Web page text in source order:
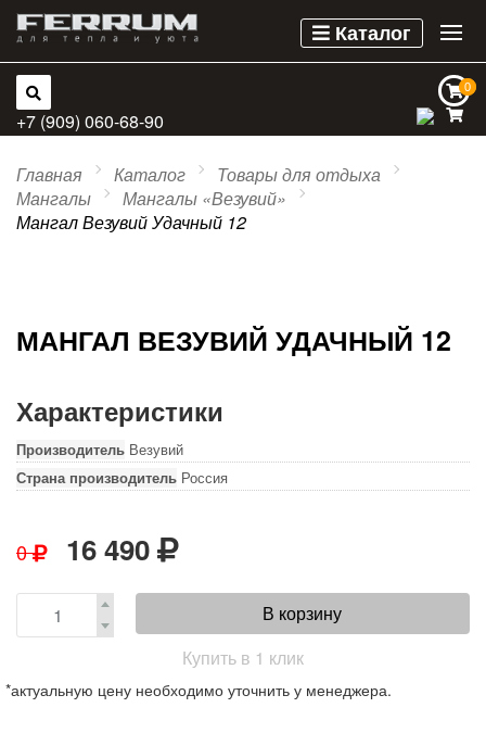
Каталог
0
0
+7 (909) 060-68-90
Главная Каталог
Товары для отдыха
Мангалы
Мангалы «Везувий»
Мангал Везувий Удачный 12
МАНГАЛ ВЕЗУВИЙ УДАЧНЫЙ 12
Характеристики
Производитель Везувий
Страна производитель Россия
0 16 490
В корзину
Купить в 1 клик
*актуальную цену необходимо уточнить у менеджера.